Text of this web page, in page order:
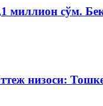
миллион сўм.
низоси: